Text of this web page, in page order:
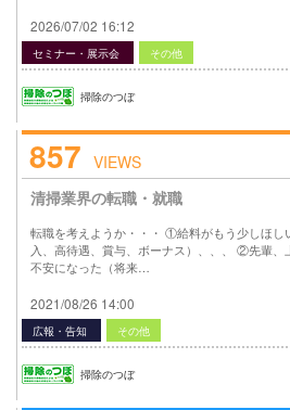
2026/07/02 16:12
セミナー・展示会 その他
掃除のつぼ
857 VIEWS
清掃業界の転職・就職
転職を考えようか・・・ ①給料がもう少しほし
入、高待遇、賞与、ボーナス）、、、 ②先輩、
不安になった（将来…
2021/08/26 14:00
広報・告知 その他
掃除のつぼ